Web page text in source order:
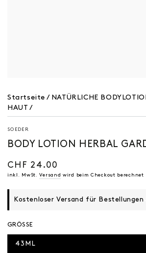
Startseite / NATÜRLICHE
HAUT /
SOEDER
BODY LOTION HERBAL
Regulärer
Preis
CHF 24.00
inkl. MwSt.Versand wird beim Checkout berechnet
Kostenloser Versand für Bestellungen
GRÖSSE
43ML